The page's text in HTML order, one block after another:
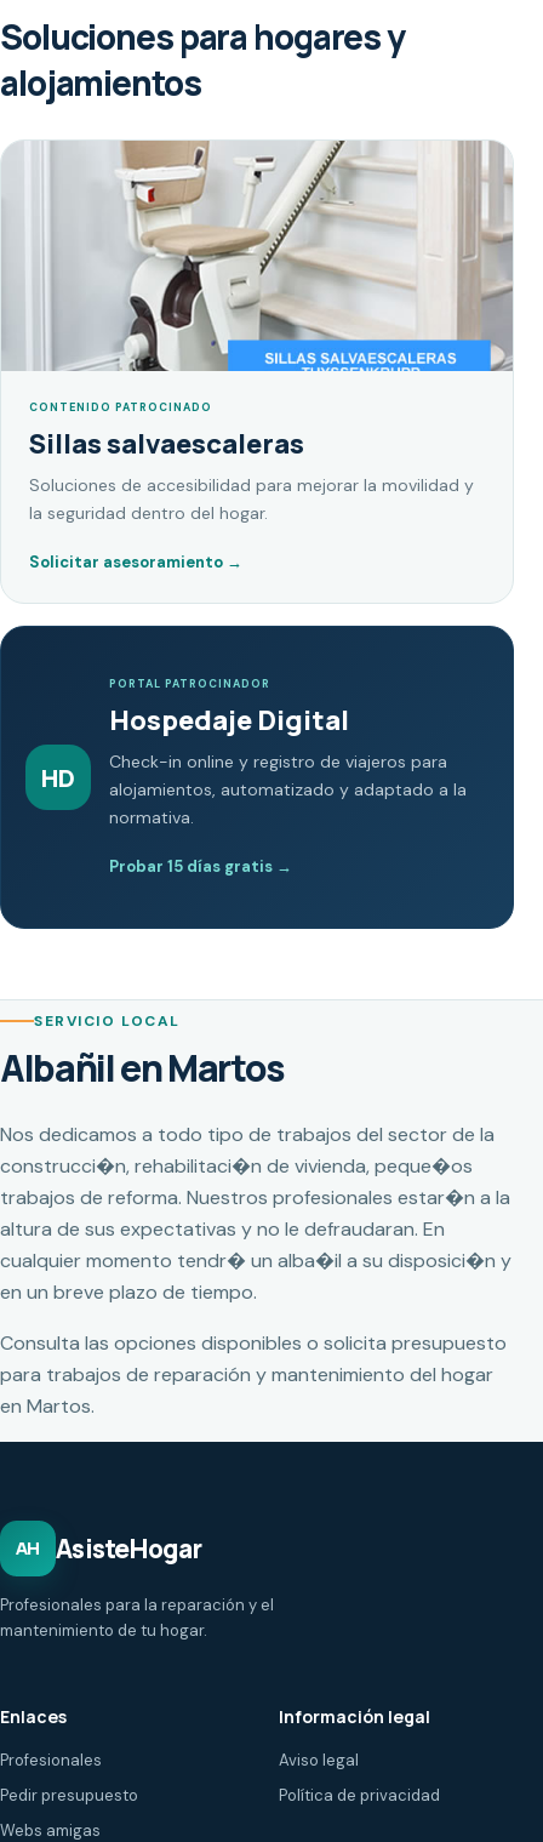
Soluciones para hogares y
alojamientos
CONTENIDO PATROCINADO
Sillas salvaescaleras
Soluciones de accesibilidad para mejorar la movilidad y
la seguridad dentro del hogar.
Solicitar asesoramiento →
HD
PORTAL PATROCINADOR
Hospedaje Digital
Check-in online y registro de viajeros para
alojamientos, automatizado y adaptado a la
normativa.
Probar 15 días gratis →
SERVICIO LOCAL
Albañil en Martos
Nos dedicamos a todo tipo de trabajos del sector de la
construcci�n, rehabilitaci�n de vivienda, peque�os
trabajos de reforma. Nuestros profesionales estar�n a la
altura de sus expectativas y no le defraudaran. En
cualquier momento tendr� un alba�il a su disposici�n y
en un breve plazo de tiempo.
Consulta las opciones disponibles o solicita presupuesto
para trabajos de reparación y mantenimiento del hogar
en Martos.
AH AsisteHogar
Profesionales para la reparación y el
mantenimiento de tu hogar.
Enlaces
Profesionales
Pedir presupuesto
Webs amigas
Información legal
Aviso legal
Política de privacidad